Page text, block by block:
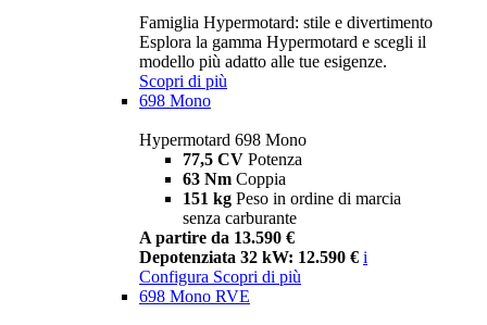
Famiglia Hypermotard: stile e divertimento
Esplora la gamma Hypermotard e scegli il
modello più adatto alle tue esigenze.
Scopri di più
698 Mono
Hypermotard 698 Mono
77,5 CV Potenza
63 Nm Coppia
151 kg Peso in ordine di marcia
senza carburante
A partire da 13.590 €
Depotenziata 32 kW: 12.590 € i
Configura Scopri di più
698 Mono RVE